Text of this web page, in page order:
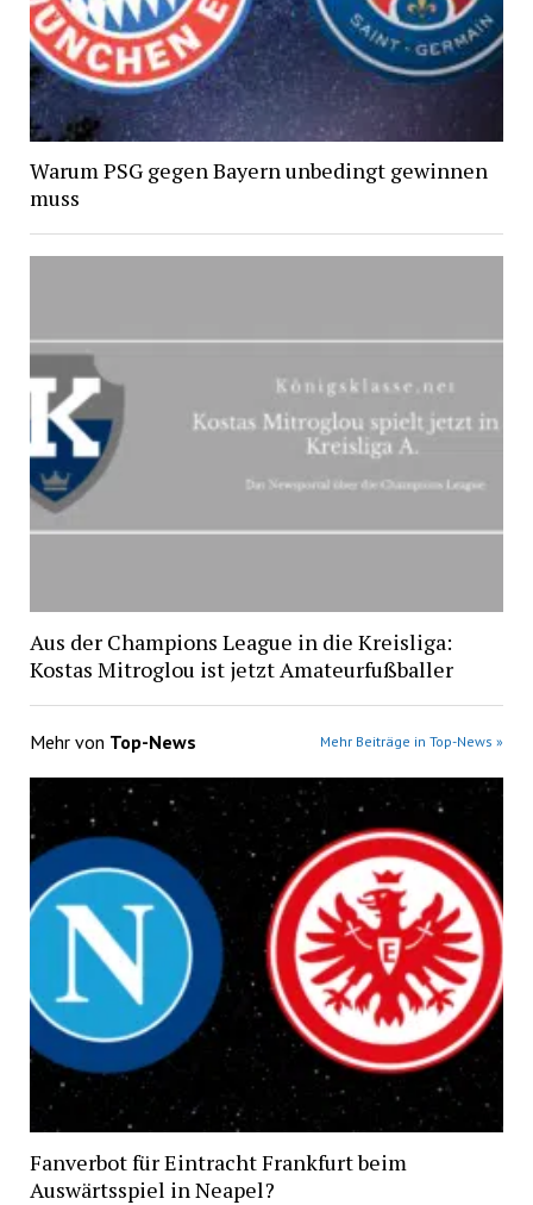
Warum PSG gegen Bayern unbedingt gewinnen
muss
Aus der Champions League in die Kreisliga:
Kostas Mitroglou ist jetzt Amateurfußballer
Mehr von Top-News Mehr Beiträge in Top-News »
Fanverbot für Eintracht Frankfurt beim
Auswärtsspiel in Neapel?